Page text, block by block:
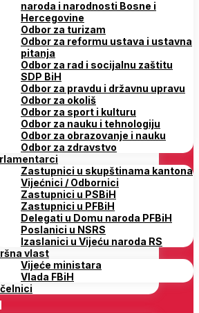
naroda i narodnosti Bosne i
Hercegovine
Odbor za turizam
Odbor za reformu ustava i ustavna
pitanja
Odbor za rad i socijalnu zaštitu
SDP BiH
Odbor za pravdu i državnu upravu
Odbor za okoliš
Odbor za sport i kulturu
Odbor za nauku i tehnologiju
Odbor za obrazovanje i nauku
Odbor za zdravstvo
Zastupnici u skupštinama kantona
Vijećnici / Odbornici
Zastupnici u PSBiH
Zastupnici u PFBiH
Delegati u Domu naroda PFBiH
Poslanici u NSRS
Izaslanici u Vijeću naroda RS
vlast
Vijeće ministara
Vlada FBiH